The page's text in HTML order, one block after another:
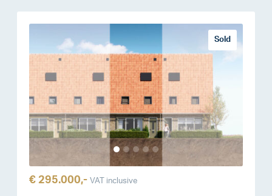
Sold
€ 295.000,- VAT inclusive